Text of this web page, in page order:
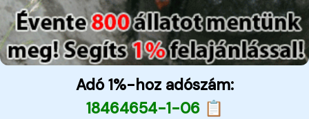
Adó 1%-hoz adószám:
18464654-1-06 📋